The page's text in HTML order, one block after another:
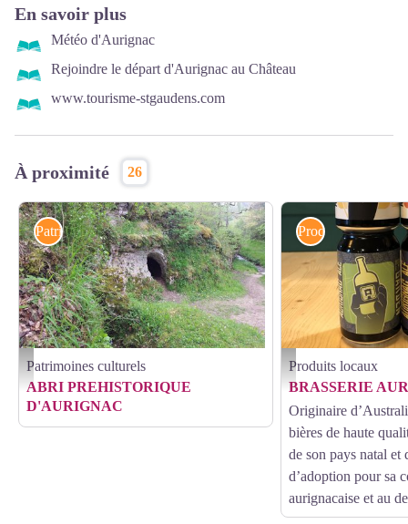
En savoir plus
Météo d'Aurignac
Rejoindre le départ d'Aurignac au Château
www.tourisme-stgaudens.com
À proximité 26
aurignac-abri-prehistorique - ABRI PREHISTORIQUE D'AURIGNAC
Patrimoines culturels
Patrimoines culturels
ABRI PREHISTORIQUE
D'AURIGNAC
Brasserie Aurignac Ale -
Produits locaux
Produits locaux
BRASSERIE
Originaire
bières de haute
de son pays natal et
d’adoption pour sa
aurignacaise et au